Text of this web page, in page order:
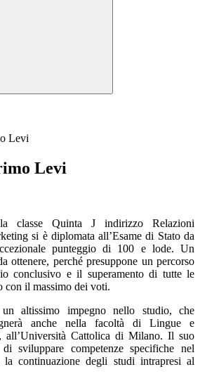
Levi
Levi
classe Quinta J indirizzo Relazioni
si è diplomata all’Esame di Stato da
punteggio di 100 e lode. Un
ottenere, perché presuppone un percorso
conclusivo e il superamento di tutte le
con il massimo dei voti.
altissimo impegno nello studio, che
anche nella facoltà di Lingue e
all’Università Cattolica di Milano. Il suo
sviluppare competenze specifiche nel
la continuazione degli studi intrapresi al